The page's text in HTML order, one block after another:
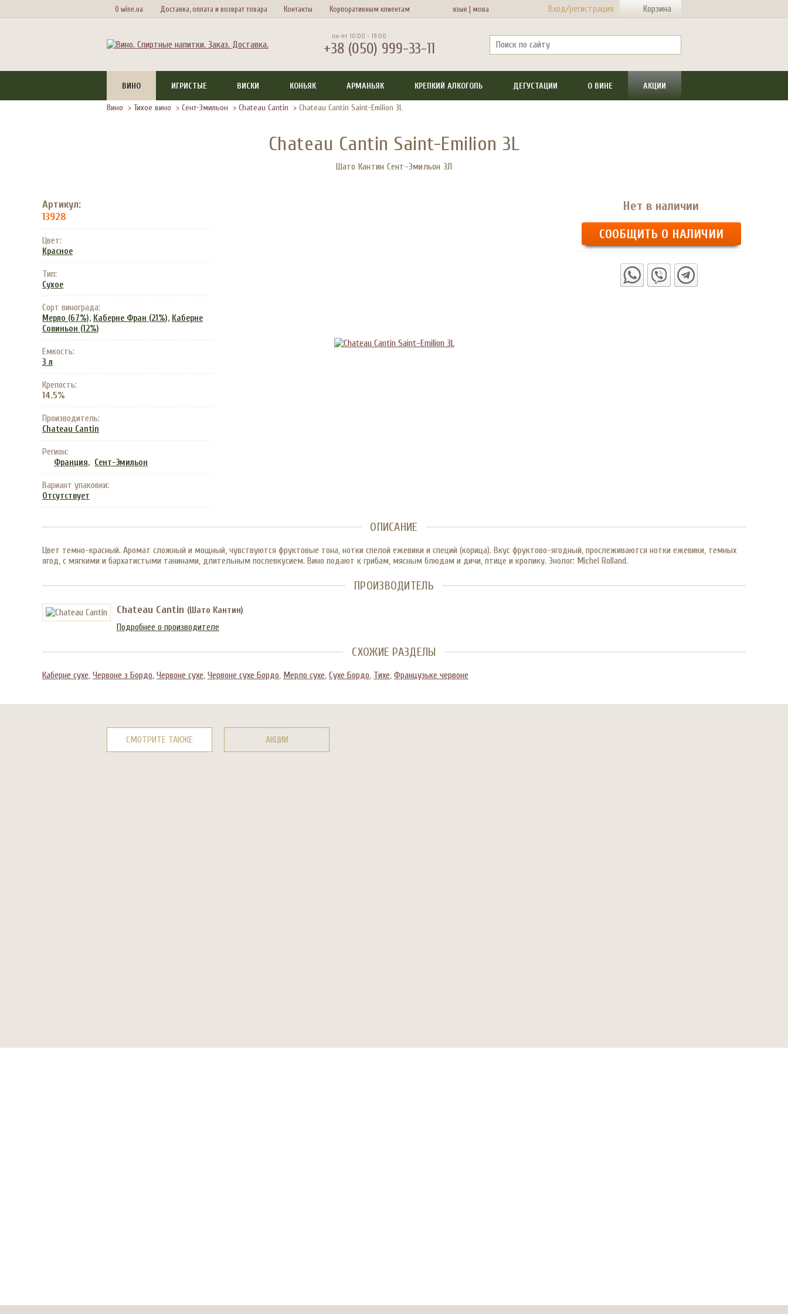
О wine.ua Доставка, оплата и возврат товара Контакты Корпоративным клиентам язык |мова Вход/регистрация Корзина
пн-пт 10:00 - 19:00
+38 (050) 999-33-11
ВИНО ИГРИСТЫЕ ВИСКИ КОНЬЯК АРМАНЬЯК КРЕПКИЙ АЛКОГОЛЬ ДЕГУСТАЦИИ О ВИНЕ АКЦИИ
Вино > Тихое вино > Сент-Эмильон > Chateau Cantin > Chateau Cantin Saint-Emilion 3L
Chateau Cantin Saint-Emilion 3L
Шато Кантин Сент-Эмильон 3Л
Нет в наличии
СООБЩИТЬ О НАЛИЧИИ
Артикул:
13928
Цвет:
Красное
Тип:
Сухое
Сорт винограда:
Мерло (67%), Каберне Фран (21%), Каберне
Совиньон (12%)
Емкость:
3 л
Крепость:
14.5%
Производитель:
Chateau Cantin
Регион:
Франция, Сент-Эмильон
Вариант упаковки:
Отсутствует
ОПИСАНИЕ
Цвет темно-красный. Аромат сложный и мощный, чувствуются фруктовые тона, нотки спелой ежевики и специй (корица). Вкус фруктово-ягодный, прослеживаются нотки ежевики, темных
ягод, с мягкими и бархатистыми танинами, длительным послевкусием. Вино подают к грибам, мясным блюдам и дичи, птице и кролику. Энолог: Michel Rolland.
ПРОИЗВОДИТЕЛЬ
Chateau Cantin (Шато Кантин)
Подробнее о производителе
СХОЖИЕ РАЗДЕЛЫ
Каберне сухе, Червоне з Бордо, Червоне сухе, Червоне сухе Бордо, Мерло сухе, Сухе Бордо, Тихе, Французьке червоне
СМОТРИТЕ ТАКЖЕ АКЦИИ